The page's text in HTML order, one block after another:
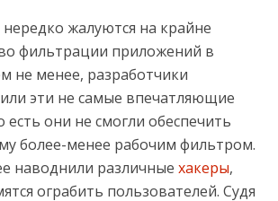
жалуются на крайне
фильтрации приложений в
не менее, разработчики
эти не самые впечатляющие
есть они не смогли обеспечить
более-менее рабочим фильтром.
наводнили различные хакеры,
ограбить пользователей. Судя